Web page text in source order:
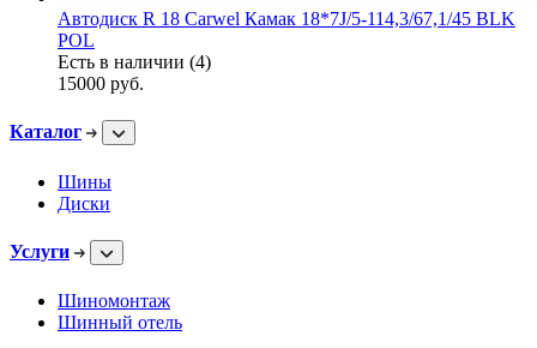
Автодиск R 18 Carwel Камак 18*7J/5-114,3/67,1/45 BLK
POL
Есть в наличии (4)
15000 руб.
Каталог
Шины
Диски
Услуги
Шиномонтаж
Шинный отель